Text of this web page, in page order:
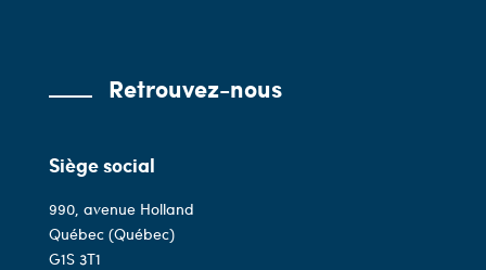
Retrouvez-nous
Siège social
990, avenue Holland
Québec (Québec)
G1S 3T1